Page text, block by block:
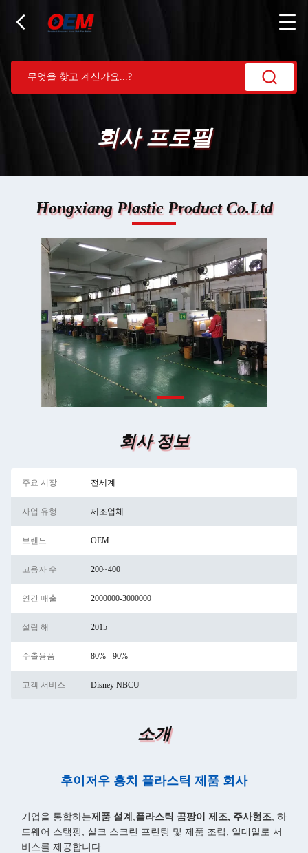
회사 프로필
Hongxiang Plastic Product Co.Ltd
회사 정보
주요 시장 전세계
사업 유형 제조업체
브랜드 OEM
고용자 수 200~400
연간 매출 2000000-3000000
설립 해 2015
수출용품 80% - 90%
고객 서비스 Disney NBCU
소개
후이저우 홍치 플라스틱 제품 회사
기업을 통합하는제품 설계 플라스틱 곰팡이 제조, 주사형조 , 하
드웨어 스탬핑, 실크 스크린 프린팅 및 제품 조립, 일대일로 서
비스를 제공합니다.